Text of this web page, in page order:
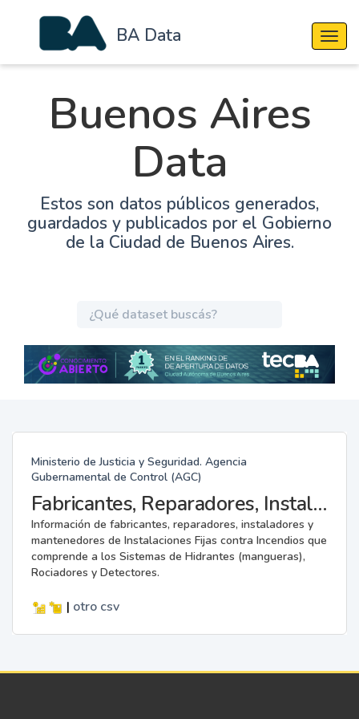
BA Data
Buenos Aires
Data
Estos son datos públicos generados,
guardados y publicados por el Gobierno
de la Ciudad de Buenos Aires.
Ministerio de Justicia y Seguridad. Agencia
Gubernamental de Control (AGC)
Fabricantes, Reparadores, Instaladores y Mantenedores de Instalaciones Fijas contra Incendios.
Información de fabricantes, reparadores, instaladores y
mantenedores de Instalaciones Fijas contra Incendios que
comprende a los Sistemas de Hidrantes (mangueras),
Rociadores y Detectores.
| otro csv